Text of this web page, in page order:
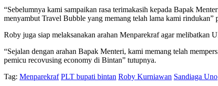
“Sebelumnya kami sampaikan rasa terimakasih kepada Bapak
menyambut Travel Bubble yang memang telah lama kami rindukan”
Roby juga siap melaksanakan arahan Menparekraf agar
“Sejalan dengan arahan Bapak Menteri, kami memang telah
pemicu recovusing economy di Bintan” tutupnya.
Tag: Menparekraf PLT bupati bintan Roby Kurniawan Sandiaga Uno